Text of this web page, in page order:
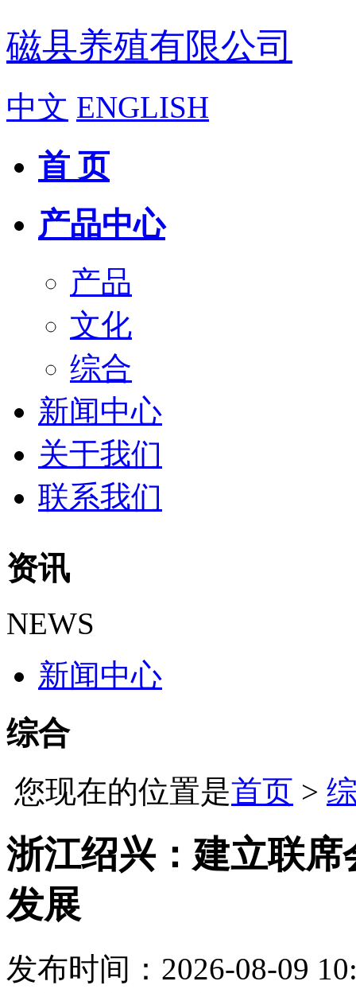
磁县养殖有限公司
中文 ENGLISH
首 页
产品中心
产品
文化
综合
新闻中心
关于我们
联系我们
资讯
NEWS
新闻中心
综合
您现在的位置是首页 >
浙江绍兴：建立联
发展
发布时间：2026-08-09